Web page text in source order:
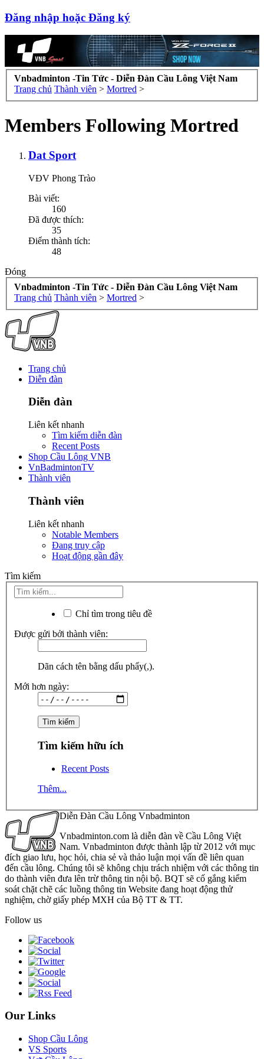
Đăng nhập hoặc Đăng ký
Vnbadminton -Tin Tức - Diễn Đàn Cầu Lông Việt Nam
Trang chủ Thành viên > Mortred >
Members Following Mortred
Dat Sport
VĐV Phong Trào
Bài viết:
160
Đã được thích:
35
Điểm thành tích:
48
Đóng
Vnbadminton -Tin Tức - Diễn Đàn Cầu Lông Việt Nam
Trang chủ Thành viên > Mortred >
Trang chủ
Diễn đàn
Diễn đàn
Liên kết nhanh
Tìm kiếm diễn đàn
Recent Posts
Shop Cầu Lông VNB
VnBadmintonTV
Thành viên
Thành viên
Liên kết nhanh
Notable Members
Đang truy cập
Hoạt động gần đây
Tìm kiếm
Chỉ tìm trong tiêu đề
Được gửi bởi thành viên:
Dãn cách tên bằng dấu phẩy(,).
Mới hơn ngày:
Tìm kiếm hữu ích
Recent Posts
Thêm...
Diễn Đàn Cầu Lông Vnbadminton
Vnbadminton.com là diễn đàn về Cầu Lông Việt
Nam. Vnbadminton được thành lập từ 2012 với mục
đích giao lưu, học hỏi, chia sẻ và thảo luận mọi vấn đề liên quan
đến cầu lông. Chúng tôi sẽ không chịu trách nhiệm với các thông tin
do thành viên đưa lên trừ thông tin nội bộ. BQT sẽ cố gắng kiểm
soát chặt chẽ các luồng thông tin Website đang hoạt động thử
nghiệm, chờ giấy phép MXH của Bộ TT & TT.
Follow us
Our Links
Shop Cầu Lông
VS Sports